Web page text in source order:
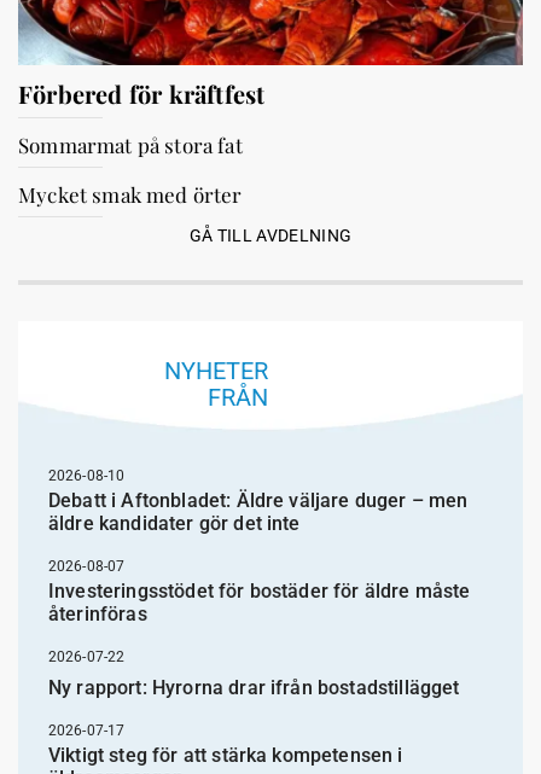
Förbered för kräftfest
Sommarmat på stora fat
Mycket smak med örter
GÅ TILL AVDELNING
NYHETER
FRÅN
2026-08-10
Debatt i Aftonbladet: Äldre väljare duger – men
äldre kandidater gör det inte
2026-08-07
Investeringsstödet för bostäder för äldre måste
återinföras
2026-07-22
Ny rapport: Hyrorna drar ifrån bostadstillägget
2026-07-17
Viktigt steg för att stärka kompetensen i